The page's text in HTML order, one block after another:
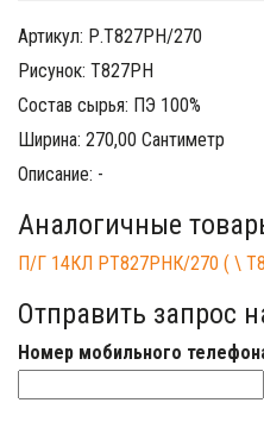
Артикул: Р.Т827РН/270
Рисунок: Т827РН
Состав сырья: ПЭ 100%
Ширина: 270,00 Сантиметр
Описание: -
Аналогичные
П/Г 14КЛ РТ827РНК/270 ( \
Отправить запрос
Номер мобильного